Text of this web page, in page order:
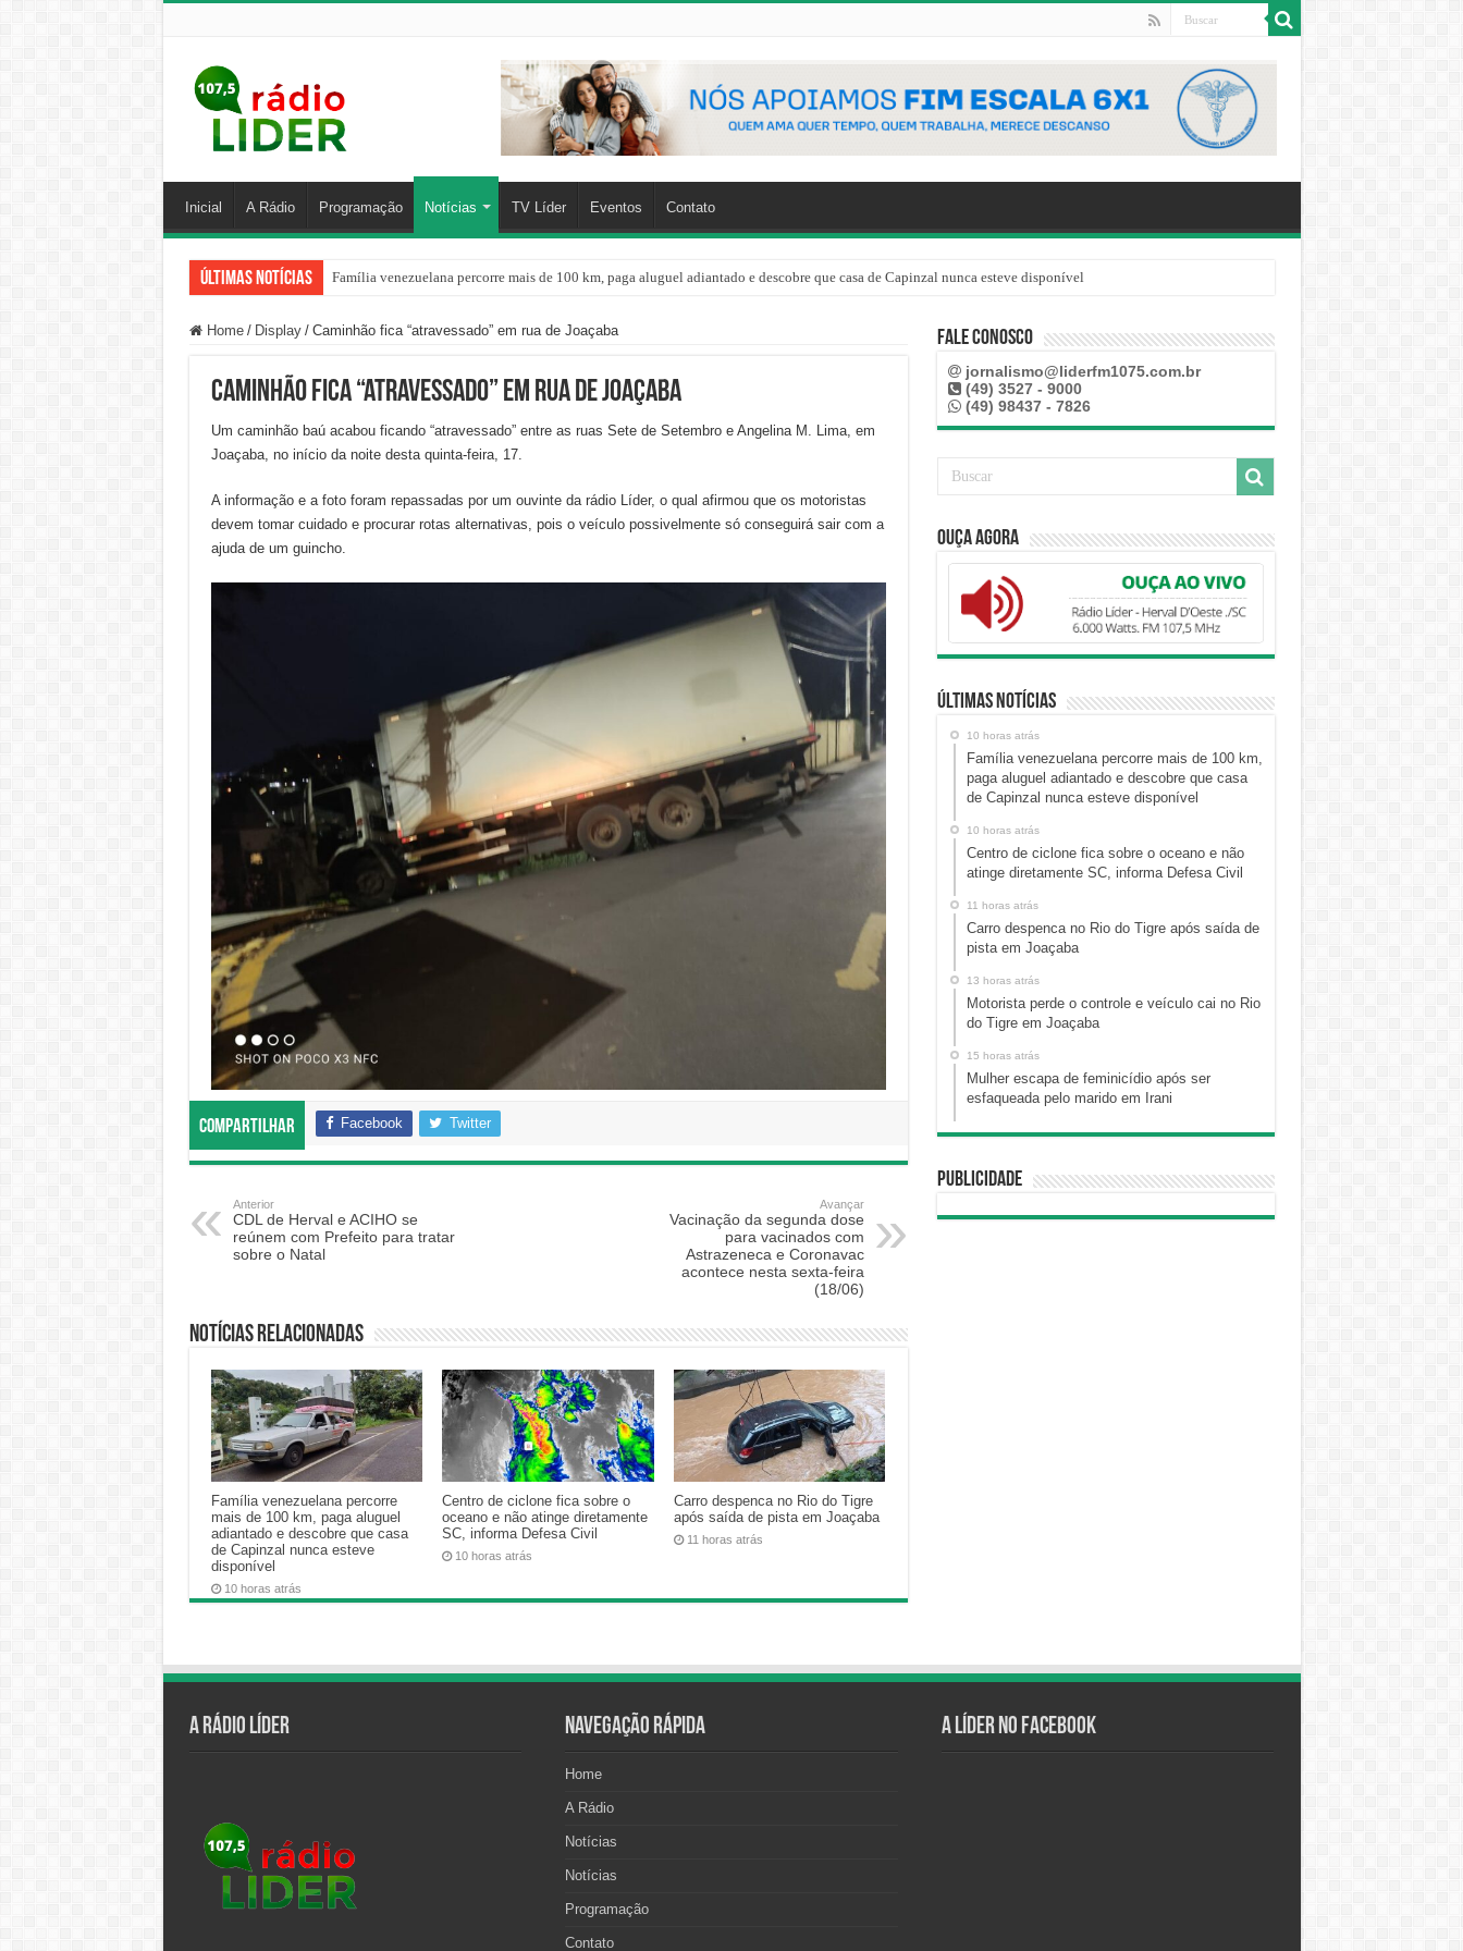
Inicial A Rádio Programação Notícias TV Líder Eventos Contato
Últimas Notícias Família venezuelana percorre mais de 100 km, paga aluguel adiantado e descobre que casa de Capinzal nunca esteve disponível
Home / Display / Caminhão fica “atravessado” em rua de Joaçaba
Caminhão fica “atravessado” em rua de Joaçaba
Um caminhão baú acabou ficando “atravessado” entre as ruas Sete de Setembro e Angelina M. Lima, em
Joaçaba, no início da noite desta quinta-feira, 17.
A informação e a foto foram repassadas por um ouvinte da rádio Líder, o qual afirmou que os motoristas
devem tomar cuidado e procurar rotas alternativas, pois o veículo possivelmente só conseguirá sair com a
ajuda de um guincho.
Compartilhar Facebook Twitter
Anterior
CDL de Herval e ACIHO se
reúnem com Prefeito para tratar
sobre o Natal
Avançar
Vacinação da segunda dose
para vacinados com
Astrazeneca e Coronavac
acontece nesta sexta-feira
(18/06)
Notícias relacionadas
Família venezuelana percorre
mais de 100 km, paga aluguel
adiantado e descobre que casa
de Capinzal nunca esteve
disponível
10 horas atrás
Centro de ciclone fica sobre o
oceano e não atinge diretamente
SC, informa Defesa Civil
10 horas atrás
Carro despenca no Rio do Tigre
após saída de pista em Joaçaba
11 horas atrás
Fale Conosco
jornalismo@liderfm1075.com.br
(49) 3527 - 9000
(49) 98437 - 7826
Ouça Agora
Últimas Notícias
10 horas atrás
Família venezuelana percorre mais de 100 km,
paga aluguel adiantado e descobre que casa
de Capinzal nunca esteve disponível
10 horas atrás
Centro de ciclone fica sobre o oceano e não
atinge diretamente SC, informa Defesa Civil
11 horas atrás
Carro despenca no Rio do Tigre após saída de
pista em Joaçaba
13 horas atrás
Motorista perde o controle e veículo cai no Rio
do Tigre em Joaçaba
15 horas atrás
Mulher escapa de feminicídio após ser
esfaqueada pelo marido em Irani
Publicidade
A Rádio Líder Navegação Rápida
Home
A Rádio
Notícias
Notícias
Programação
Contato
A Líder no Facebook